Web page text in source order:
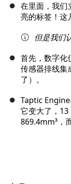
在里面，我
亮的标签！这
但是我们
首先，数字化
传感器排线集
了）。
Taptic
它变大了，
869.4mm³，